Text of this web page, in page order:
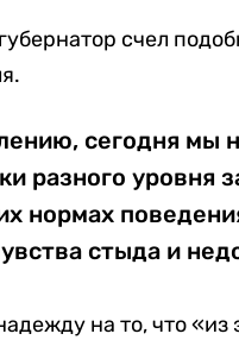
счел
сегодня мы
разного уровня
нормах
стыда и
на то, что «из